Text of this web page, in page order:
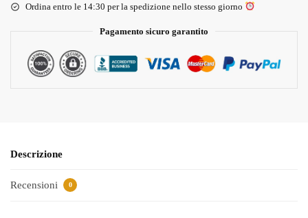
Ordina entro le 14:30 per la spedizione nello stesso giorno
Pagamento sicuro garantito
Descrizione
Recensioni 0